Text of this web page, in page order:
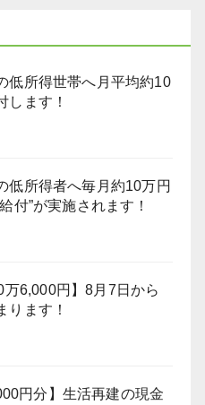
低所得世帯へ月平均約10
します！
低所得者へ毎月約10万円
付”が実施されます！
万6,000円】8月7日から
ります！
円分】生活再建の現金